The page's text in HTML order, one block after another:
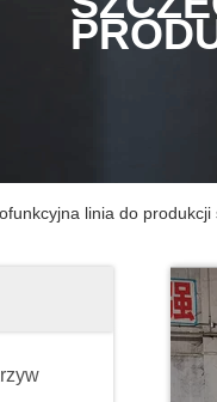
linia do